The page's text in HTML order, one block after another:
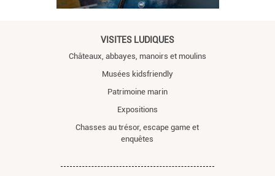
VISITES LUDIQUES
Châteaux, abbayes, manoirs et moulins
Musées kidsfriendly
Patrimoine marin
Expositions
Chasses au trésor, escape game et
enquêtes